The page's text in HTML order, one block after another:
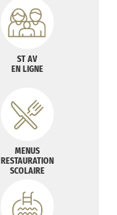
ST AV
EN LIGNE
MENUS
RESTAURATION
SCOLAIRE